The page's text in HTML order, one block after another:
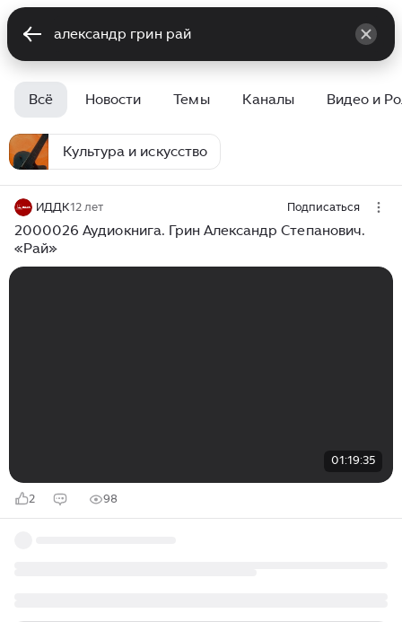
Всё Новости Темы Каналы Видео и
Культура и искусство
ИДДК12 лет Подписаться
2000026 Аудиокнига. Грин Александр Степанович.
«Рай»
01:19:35
2 98